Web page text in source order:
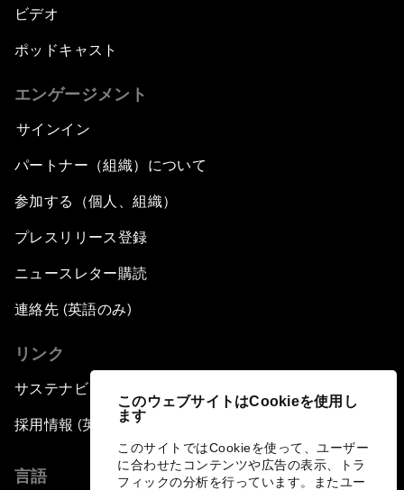
このウェブサイトはCookieを使用し
ます
このサイトではCookieを使って、ユーザー
に合わせたコンテンツや広告の表示、トラ
フィックの分析を行っています。またユー
ビデオ
ポッドキャスト
エンゲージメント
サインイン
パートナー（組織）について
参加する（個人、組織）
プレスリリース登録
ニュースレター購読
連絡先 (英語のみ)
リンク
サステナビリティへの取り組み
採用情報 (英語のみ)
言語